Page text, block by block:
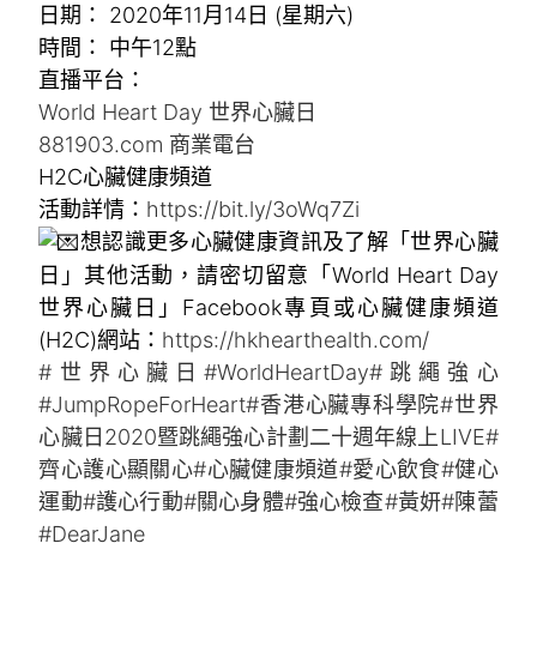
日期： 2020年11月14日 (星期六)
時間： 中午12點
直播平台：
World Heart Day 世界心臟日
881903.com 商業電台
H2C心臟健康頻道
活動詳情： https://bit.ly/3oWq7Zi
想認識更多心臟健康資訊及了解「世界心臟
日」其他活動，請密切留意「World Heart Day
世界心臟日」Facebook專頁或心臟健康頻道
(H2C)網站： https://hkhearthealth.com/
#世界心臟日#WorldHeartDay#跳繩強心
#JumpRopeForHeart#香港心臟專科學院#世界
心臟日2020暨跳繩強心計劃二十週年線上LIVE#
齊心護心顯關心#心臟健康頻道#愛心飲食#健心
運動#護心行動#關心身體#強心檢查#黃妍#陳蕾
#DearJane